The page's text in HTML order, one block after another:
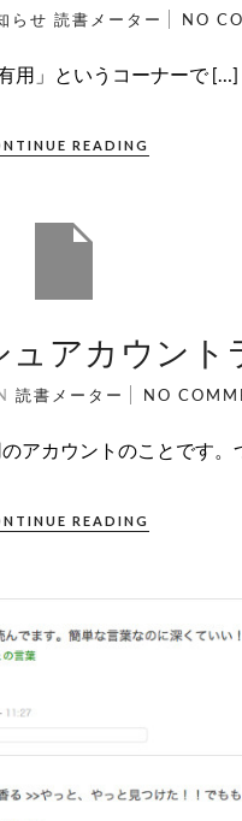
らせ 読書メーター NO
用」というコーナーで […]
READING
アカウント
読書メーター NO
アカウントのことです。
READING